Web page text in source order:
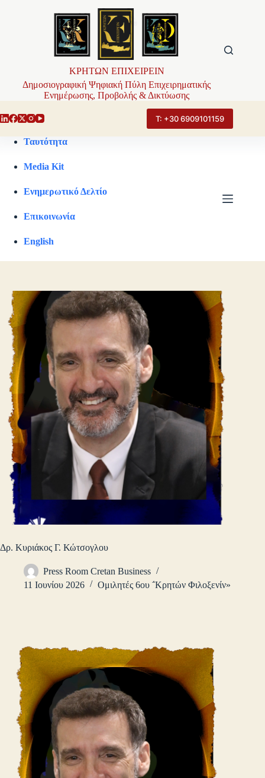
ΚΡΗΤΩΝ ΕΠΙΧΕΙΡΕΙΝ
Δημοσιογραφική Ψηφιακή Πύλη Επιχειρηματικής
Ενημέρωσης, Προβολής & Δικτύωσης
Τ: +30 6909101159
Ταυτότητα
Media Kit
Ενημερωτικό Δελτίο
Επικοινωνία
English
Δρ. Κυριάκος Γ. Κώτσογλου
Press Room Cretan Business
11 Ιουνίου 2026
Ομιλητές 6ου ΅Κρητών Φιλοξενίν»